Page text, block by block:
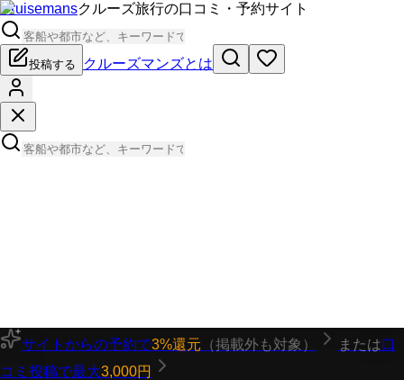
Cruisemansクルーズ旅行の口コミ・予約サイト
投稿する クルーズマンズとは
サイトからの予約で3%還元 （掲載外も対象） または口
コミ投稿で最大3,000円